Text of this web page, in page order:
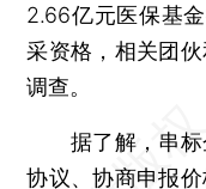
2.66亿元医保基
采资格，相关团
调查。
据了解，串标
协议、协商申报